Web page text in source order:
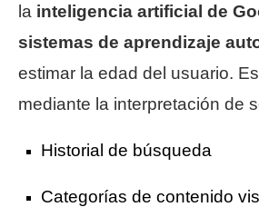
la inteligencia artificial de
sistemas de aprendizaje
estimar la edad del usuario.
mediante la interpretación de
Historial de búsqueda
Categorías de contenido